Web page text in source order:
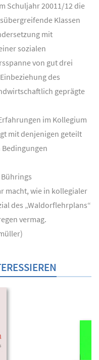
Schuljahr 20011/12 die
Klassen
mit
sozialen
von gut drei
des
geprägte
im Kollegium
mit denjenigen geteilt
macht, wie in kollegialer
des „Waldorflehrplans“
vermag.